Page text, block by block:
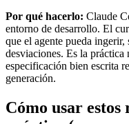
Por qué hacerlo: Claude
entorno de desarrollo. El
que el agente pueda
desviaciones. Es la práctica
especificación bien escrita
generación.
Cómo usar